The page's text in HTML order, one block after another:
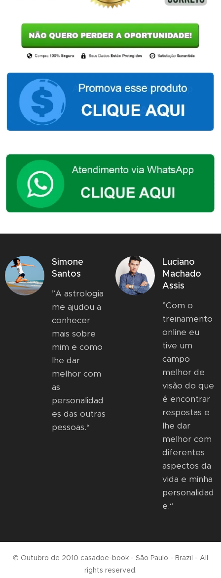
Simone
Santos
”A astrologia
me ajudou a
conhecer
mais sobre
mim e como
lhe dar
melhor com
as
personalidad
es das outras
pessoas.“
Luciano
Machado
Assis
”Com o
treinamento
online eu
tive um
campo
melhor de
visão do que
é encontrar
respostas e
lhe dar
melhor com
diferentes
aspectos da
vida e minha
personalidad
e.“
© Outubro de 2010 casadoe-book - São Paulo - Brazil - All
rights reserved.